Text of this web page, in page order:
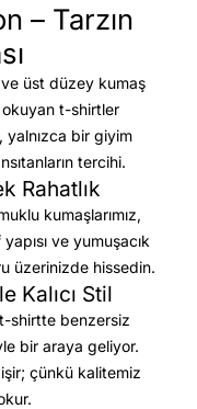
– Tarzın
üst düzey kumaş
okuyan t-shirtler
yalnızca bir giyim
tercihi.
Rahatlık
kumaşlarımız,
ve yumuşacık
üzerinizde hissedin.
Kalıcı Stil
shirtte benzersiz
bir araya geliyor.
çünkü kalitemiz